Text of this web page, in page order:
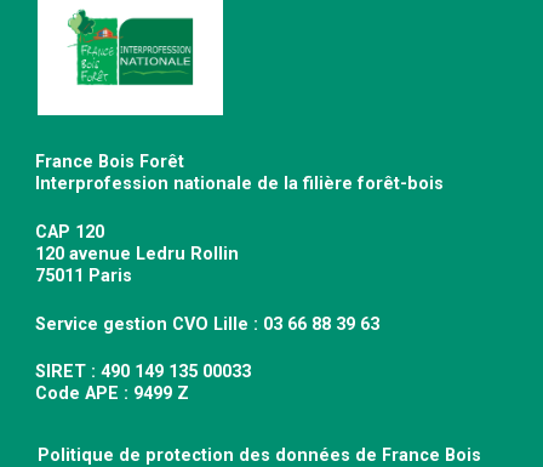
France Bois Forêt
Interprofession nationale de la filière forêt-bois
CAP 120
120 avenue Ledru Rollin
75011 Paris
Service gestion CVO Lille : 03 66 88 39 63
SIRET : 490 149 135 00033
Code APE : 9499 Z
Politique de protection des données de France Bois